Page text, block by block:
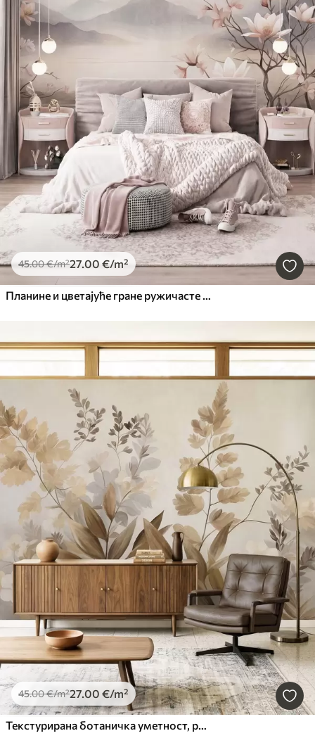
45.00€/m²27.00 €/m²
Планине и цветајуће гране ружичасте магнолије, текстурирани пејзаж
45.00€/m²27.00 €/m²
Текстурирана ботаничка уметност, разне биљке и лишће у нијансама браон и беж